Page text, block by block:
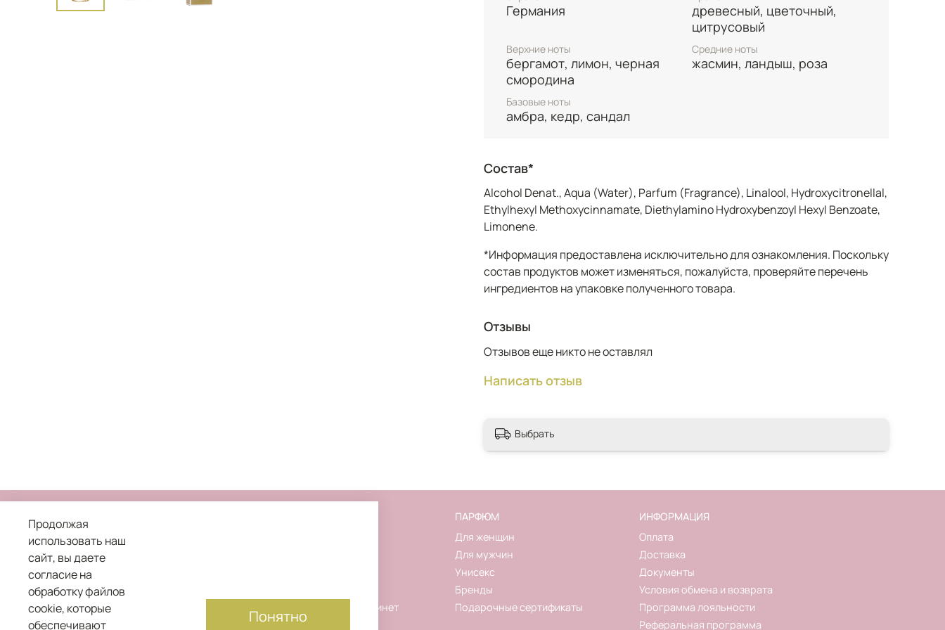
жасмин и весенний ландыш. Финальный шлейф окутывает теплым
и уютным облаком из сандалового дерева, виргинского кедра и
амбры, придавая образу завершенность и мягкую
чувственность.​
Туалетная вода производится в Германии и относится к
категории миддл-маркет, предлагая отличное качество по
доступной цене. Благодаря сбалансированной пирамиде, MEXX
прогулок в выходной день, особенно в теплое время года.
Германия
древесный, цветочный,
цитрусовый
Верхние ноты
бергамот, лимон, черная
смородина
Средние ноты
жасмин, ландыш, роза
Базовые ноты
амбра, кедр, сандал
Состав*
Alcohol Denat., Aqua (Water), Parfum (Fragrance), Linalool, Hydroxycitronellal,
Ethylhexyl Methoxycinnamate, Diethylamino Hydroxybenzoyl Hexyl Benzoate,
Limonene.
*Информация предоставлена исключительно для ознакомления. Поскольку
состав продуктов может изменяться, пожалуйста, проверяйте перечень
ингредиентов на упаковке полученного товара.
Отзывы
Отзывов еще никто не оставлял
Написать отзыв
Выбрать
Личный кабинет
ПАРФЮМ
Для женщин
Для мужчин
Унисекс
Бренды
Подарочные сертификаты
ИНФОРМАЦИЯ
Оплата
Доставка
Документы
Условия обмена и возврата
Программа лояльности
Реферальная программа
8 800 101 04 05
служба заботы о клиентах
Продолжая
использовать наш
сайт, вы даете
согласие на
обработку файлов
cookie, которые
обеспечивают
Понятно